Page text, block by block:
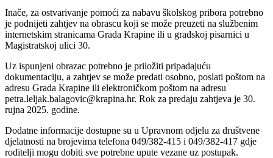
Inače, za ostvarivanje pomoći za nabavu školskog pribora potrebno
je podnijeti zahtjev na obrascu koji se može preuzeti na službenim
internetskim stranicama Grada Krapine ili u gradskoj pisarnici u
Magistratskoj ulici 30.
Uz ispunjeni obrazac potrebno je priložiti pripadajuću
dokumentaciju, a zahtjev se može predati osobno, poslati poštom na
adresu Grada Krapine ili elektroničkom poštom na adresu
petra.leljak.balagovic@krapina.hr. Rok za predaju zahtjeva je 30.
rujna 2025. godine.
Dodatne informacije dostupne su u Upravnom odjelu za društvene
djelatnosti na brojevima telefona 049/382-415 i 049/382-417 gdje
roditelji mogu dobiti sve potrebne upute vezane uz postupak.